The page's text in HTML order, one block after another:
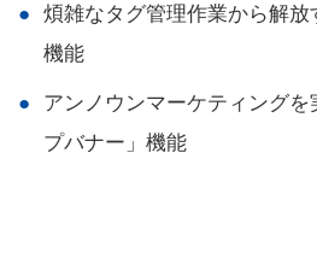
煩雑なタグ管理作業から解放
機能
アンノウンマーケティングを
プバナー」機能